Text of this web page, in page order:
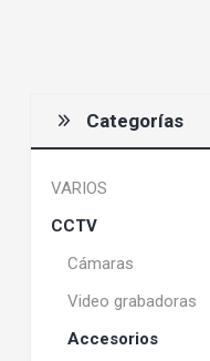
Categorías
VARIOS
CCTV
Cámaras
Video grabadoras
Accesorios